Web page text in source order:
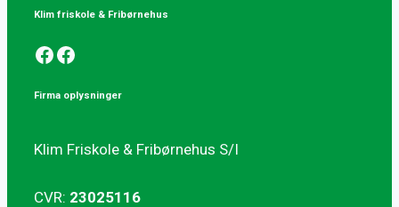
Klim friskole & Fribørnehus
Facebook
Facebook
Firma oplysninger
Klim Friskole & Fribørnehus S/I
CVR: 23025116